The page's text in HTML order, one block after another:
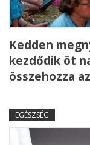
Kedden
kezdődik öt
összehozza
EGÉSZSÉG